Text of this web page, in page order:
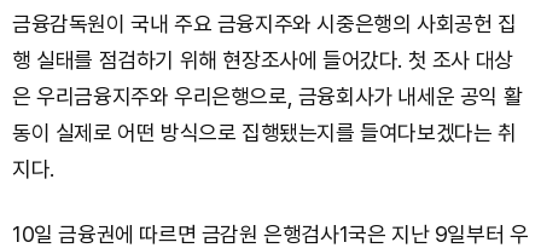
금융감독원이 국내 주요 금융지주와 시중은행의 사회공헌 집
행 실태를 점검하기 위해 현장조사에 들어갔다. 첫 조사 대상
은 우리금융지주와 우리은행으로, 금융회사가 내세운 공익 활
동이 실제로 어떤 방식으로 집행됐는지를 들여다보겠다는 취
지다.
10일 금융권에 따르면 금감원 은행검사1국은 지난 9일부터 우